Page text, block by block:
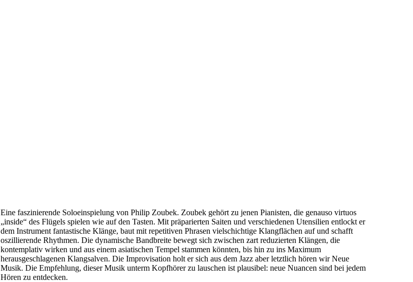
Eine faszinierende Soloeinspielung von Philip Zoubek. Zoubek gehört zu jenen Pianisten, die genauso virtuos
„inside“ des Flügels spielen wie auf den Tasten. Mit präparierten Saiten und verschiedenen Utensilien entlockt er
dem Instrument fantastische Klänge, baut mit repetitiven Phrasen vielschichtige Klangflächen auf und schafft
oszillierende Rhythmen. Die dynamische Bandbreite bewegt sich zwischen zart reduzierten Klängen, die
kontemplativ wirken und aus einem asiatischen Tempel stammen könnten, bis hin zu ins Maximum
herausgeschlagenen Klangsalven. Die Improvisation holt er sich aus dem Jazz aber letztlich hören wir Neue
Musik. Die Empfehlung, dieser Musik unterm Kopfhörer zu lauschen ist plausibel: neue Nuancen sind bei jedem
Hören zu entdecken.